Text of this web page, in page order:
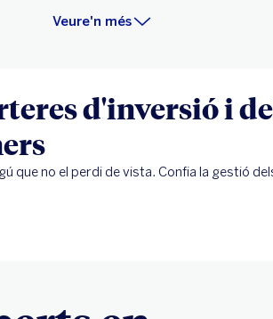
Veure'n més
d'inversió i
que no el perdi de vista. Confia la gestió